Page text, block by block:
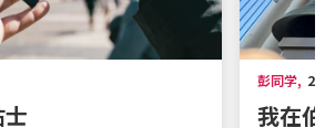
彭同学,
我在